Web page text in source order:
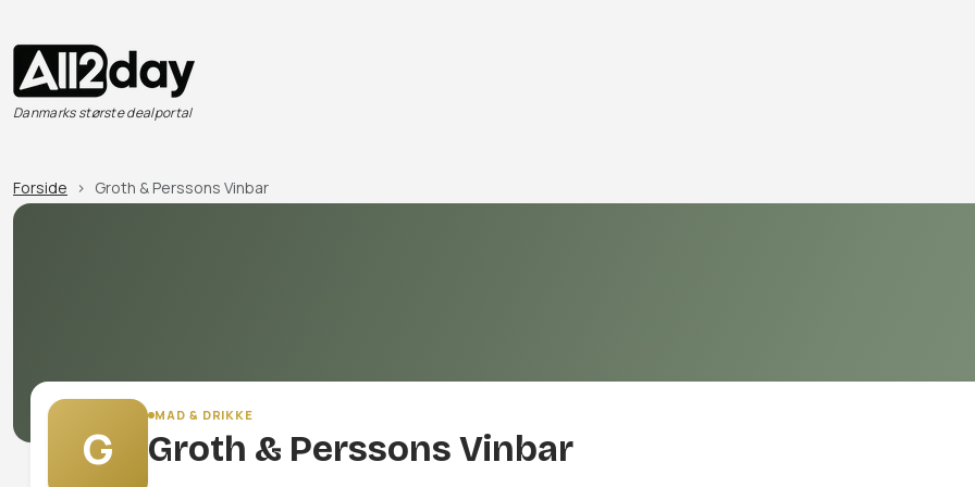
Danmarks største dealportal
Forside Groth & Perssons Vinbar
G
MAD & DRIKKE
Groth & Perssons Vinbar